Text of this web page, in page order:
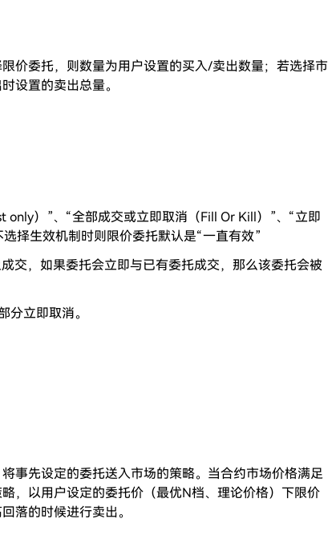
价委托，则数量为用户设置的买入/卖出数量；若选择市
设置的卖出总量。
only）”、“全部成交或立即取消（Fill Or Kill）”、“立即
择生效机制时则限价委托默认是“一直有效”
交，如果委托会立即与已有委托成交，那么该委托会被
分立即取消。
事先设定的委托送入市场的策略。当合约市场价格满足
，以用户设定的委托价（最优N档、理论价格）下限价
落的时候进行卖出。